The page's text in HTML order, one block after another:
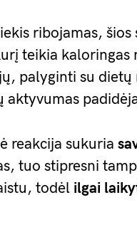
ribojamas,
teikia kaloringas
palyginti su dietų
aktyvumas
reakcija sukuria
tuo stipresni
todėl ilgai